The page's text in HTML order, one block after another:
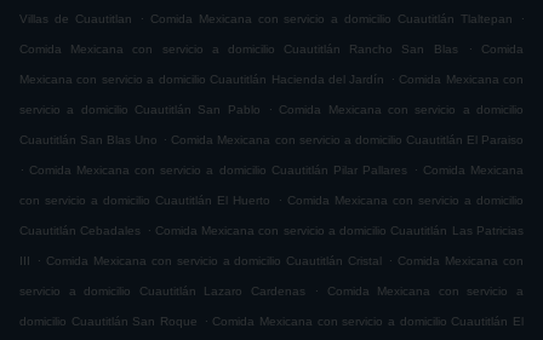
Villas de Cuautitlan . Comida Mexicana con servicio a domicilio Cuautitlán Tlaltepan .
Comida Mexicana con servicio a domicilio Cuautitlán Rancho San Blas . Comida
Mexicana con servicio a domicilio Cuautitlán Hacienda del Jardín . Comida Mexicana con
servicio a domicilio Cuautitlán San Pablo . Comida Mexicana con servicio a domicilio
Cuautitlán San Blas Uno . Comida Mexicana con servicio a domicilio Cuautitlán El Paraiso
. Comida Mexicana con servicio a domicilio Cuautitlán Pilar Pallares . Comida Mexicana
con servicio a domicilio Cuautitlán El Huerto . Comida Mexicana con servicio a domicilio
Cuautitlán Cebadales . Comida Mexicana con servicio a domicilio Cuautitlán Las Patricias
III . Comida Mexicana con servicio a domicilio Cuautitlán Cristal . Comida Mexicana con
servicio a domicilio Cuautitlán Lazaro Cardenas . Comida Mexicana con servicio a
domicilio Cuautitlán San Roque . Comida Mexicana con servicio a domicilio Cuautitlán El